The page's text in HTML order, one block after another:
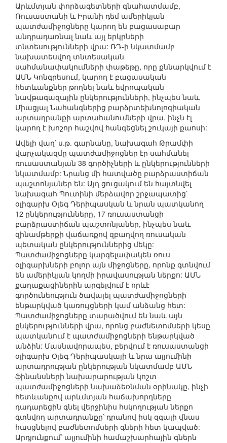
Արևմտյան փորձագետների գնահատմամբ,
Ռուսաստանի և Իրանի դեմ ամերիկյան
պատժամիջոցները կարող են բացասաբար
անդրադառնալ նաև այլ երկրների
տնտեսությունների վրա: ՌԴ-ի նկատմամբ
նախատեսվող տնտեսական
սահմանափակումների փաթեթը, որը քննարկվում է
ԱՄՆ Կոնգրեսում, կարող է բացասական
հետևանքներ թողնել նաև եվրոպական
նավթագազային ընկերությունների, ինչպես նաև
Միացյալ Նահանգներից բարձրտեխնոլոգիական
արտադրանքի արտահանումների վրա, ինչն էլ
կարող է խոշոր հաշվով հանգեցնել շուկայի քաոսի:
Ավելի վաղ՝ ս.թ. գարնանը, նախագահ Թրամփի
վարչակազմը պատժամիջոցներ էր սահմանել
ռուսաստանյան 38 գործիչների և ընկերությունների
նկատմամբ: Նրանց մի հատվածը բարձրաստիճան
պաշտոնյաներ են: Այդ ցուցակում են հայտնվել
նախագահ Պուտինի մերձավոր շրջապատից՝
օլիգարխ Օլեգ Դերիպասկան և նրան պատկանող
12 ընկերությունները, 17 ռուսաստանցի
բարձրաստիճան պաշտոնյաներ, ինչպես նաև
զինամթերքի վաճառքով զբաղվող ռուսական
պետական ընկերություններից մեկը:
Պատժամիջոցները կարգելափակեն ռուս
օլիգարխների բոլոր այն միջոցները, որոնք գտնվում
են ամերիկյան կողմի իրավասության ներքո: ԱՄՆ
քաղաքացիներին արգելվում է որևէ
գործունեություն ծավալել պատժամիջոցների
ենթարկված կառույցների կամ անձանց հետ:
Պատժամիջոցները տարածվում են նաև այն
ընկերությունների վրա, որոնց բաժնետոմսերի կեսը
պատկանում է պատժամիջոցների ենթարկված
անձին: Մասնավորապես, բերվում է ռուսաստանցի
օլիգարխ Օլեգ Դերիպասկայի և նրա ալյումինի
արտադրության ընկերության նկատմամբ ԱՄՆ
ֆինանսների նախարարության կոշտ
պատժամիջոցների նախաձեռնման օրինակը, ինչի
հետևանքով արևմտյան հաճախորդները
դադարեցին գնել վերջինիս հսկողության ներքո
գտնվող արտադրանքը՝ դրանով իսկ զգալի վնաս
հասցնելով բաժնետոմսերի գների հետ կապված:
Արդյունքում՝ ալյումինի համաշխարհային գներն